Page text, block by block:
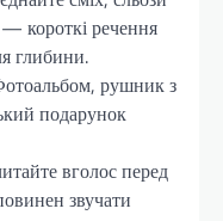
короткі речення
глибини.
рушник з
подарунок
вголос перед
звучати